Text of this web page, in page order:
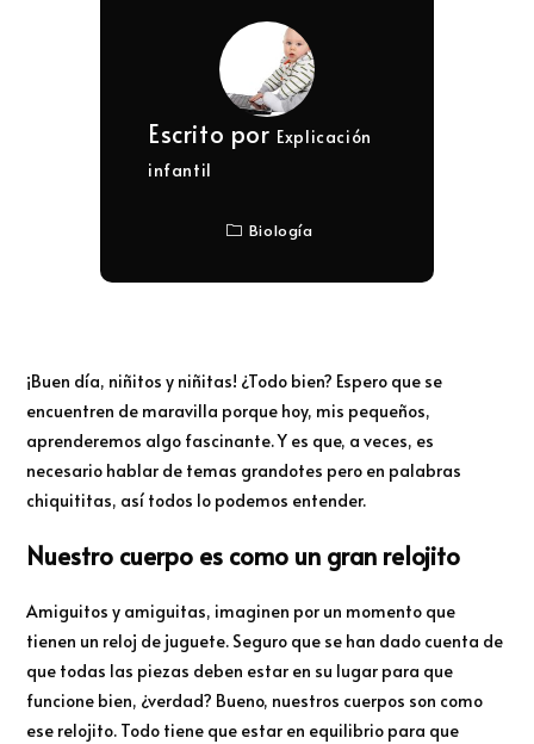
Escrito por Explicación
infantil
Biología
¡Buen día, niñitos y niñitas! ¿Todo bien? Espero que se
encuentren de maravilla porque hoy, mis pequeños,
aprenderemos algo fascinante. Y es que, a veces, es
necesario hablar de temas grandotes pero en palabras
chiquititas, así todos lo podemos entender.
Nuestro cuerpo es como un gran relojito
Amiguitos y amiguitas, imaginen por un momento que
tienen un reloj de juguete. Seguro que se han dado cuenta de
que todas las piezas deben estar en su lugar para que
funcione bien, ¿verdad? Bueno, nuestros cuerpos son como
ese relojito. Todo tiene que estar en equilibrio para que